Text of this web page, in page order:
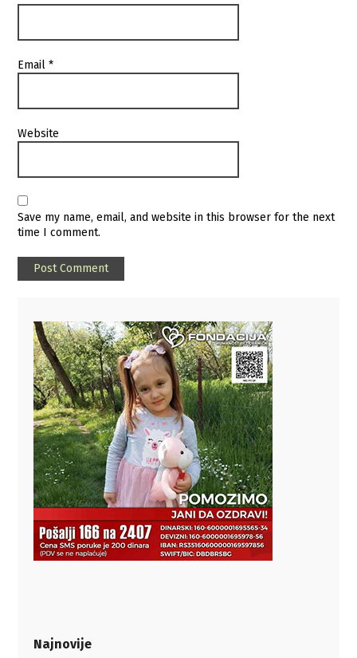
Email*
Website
Save my name, email, and website in this browser for the next
time I comment.
Najnovije